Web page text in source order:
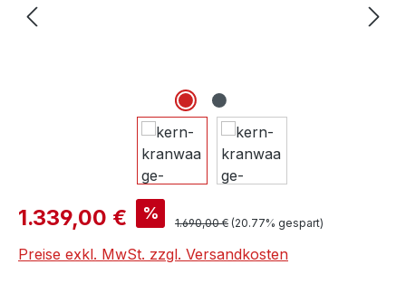
Verkaufspreis:
1.339,00 € % Regulärer Preis:
1.690,00 € (20.77% gespart)
Preise exkl. MwSt. zzgl. Versandkosten